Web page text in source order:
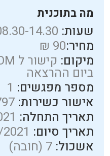
מה בתוכנית
שעות:
מחיר:90 ₪
מיקום:
ביום ההרצאה
מספר מפגשים:
אישור כשירות:
תאריך התחלה:
תאריך סיום:
אשכול: